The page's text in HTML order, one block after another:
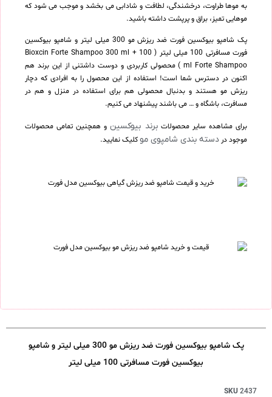
به موها طراوت، درخشندگی، لطافت و شادابی می بخشد و موجب می شود که
موهایی تمیز، براق و پرپشت داشته باشید.
پک شامپو بیوکسین فورت ضد ریزش مو 300 میلی لیتر و شامپو بیوکسین
فورت مسافرتی 100 میلی لیتر ( Bioxcin Forte Shampoo 300 ml + 100
ml Forte Shampoo ) محصولی کاربردی و دوست داشتنی از این برند هم
اکنون در دسترس شما است! استفاده از این محصول را به افرادی که دچار
ریزش مو هستند و بدنبال محصولی هم برای استفاده در منزل و هم در
مسافرت، باشگاه و … می باشند پیشنهاد می کنیم.
برای مشاهده سایر محصولاتبرند بیوکسینو همچنین تمامی محصولات
موجود در دسته بندی شامپوی موکلیک نمایید.
پک شامپو بیوکسین فورت ضد ریزش مو 300 میلی لیتر و شامپو
بیوکسین فورت مسافرتی 100 میلی لیتر
SKU2437